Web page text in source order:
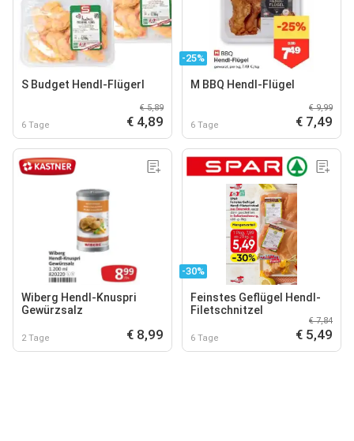
S Budget Hendl-Flügerl
6 Tage
€ 5,89
€ 4,89
-25%
M BBQ Hendl-Flügel
6 Tage
€ 9,99
€ 7,49
Wiberg Hendl-Knuspri
Gewürzsalz
2 Tage € 8,99
-30%
Feinstes Geflügel Hendl-
Filetschnitzel
6 Tage
€ 7,84
€ 5,49